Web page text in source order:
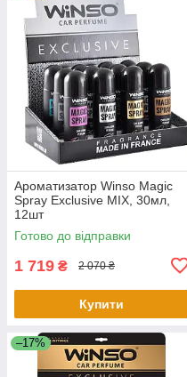
Ароматизатор Winso Magic
Spray Exclusive MIX, 30мл,
12шт
Готово до відправки
1 719 ₴ 2 070 ₴
Купити
–17%